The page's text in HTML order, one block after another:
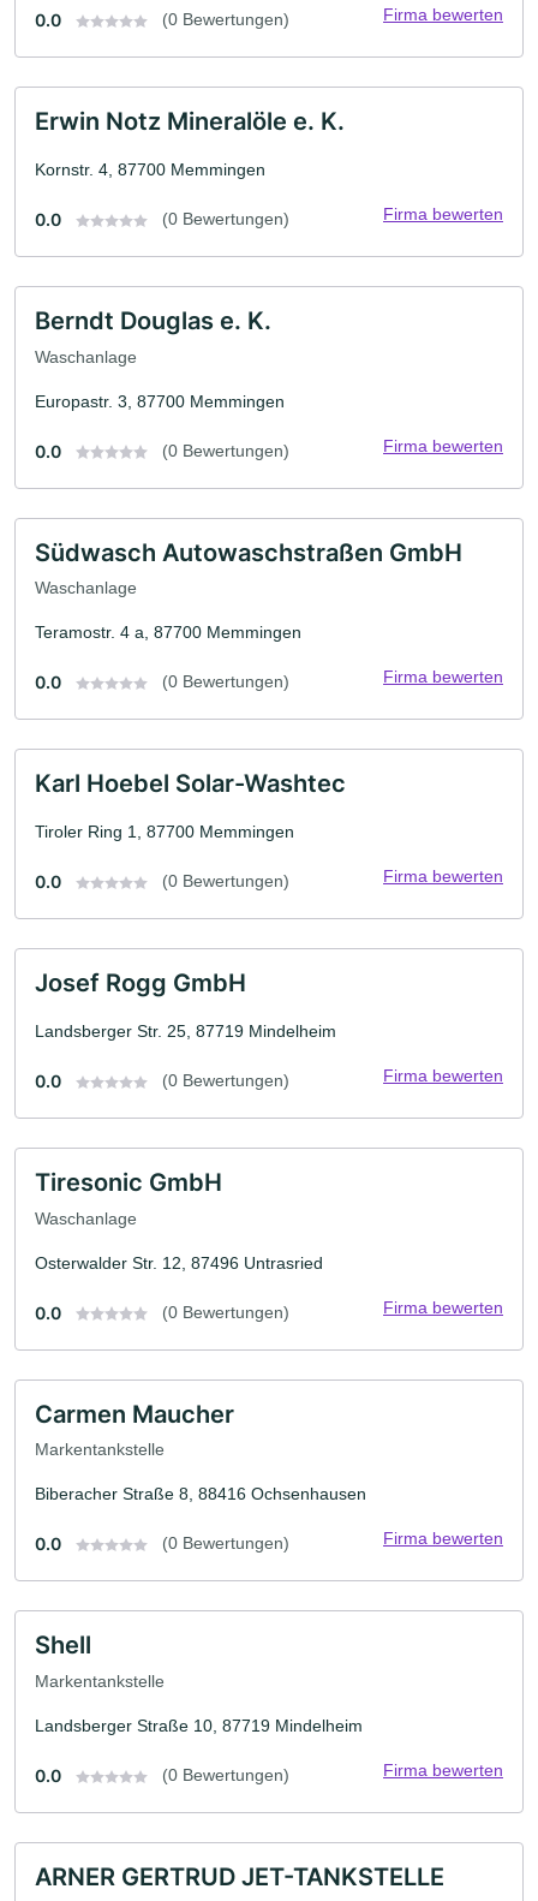
0.0 (0 Bewertungen) Firma bewerten
Erwin Notz Mineralöle e. K.
Kornstr. 4, 87700 Memmingen
0.0 (0 Bewertungen) Firma bewerten
Berndt Douglas e. K.
Waschanlage
Europastr. 3, 87700 Memmingen
0.0 (0 Bewertungen) Firma bewerten
Südwasch Autowaschstraßen GmbH
Waschanlage
Teramostr. 4 a, 87700 Memmingen
0.0 (0 Bewertungen) Firma bewerten
Karl Hoebel Solar-Washtec
Tiroler Ring 1, 87700 Memmingen
0.0 (0 Bewertungen) Firma bewerten
Josef Rogg GmbH
Landsberger Str. 25, 87719 Mindelheim
0.0 (0 Bewertungen) Firma bewerten
Tiresonic GmbH
Waschanlage
Osterwalder Str. 12, 87496 Untrasried
0.0 (0 Bewertungen) Firma bewerten
Carmen Maucher
Markentankstelle
Biberacher Straße 8, 88416 Ochsenhausen
0.0 (0 Bewertungen) Firma bewerten
Shell
Markentankstelle
Landsberger Straße 10, 87719 Mindelheim
0.0 (0 Bewertungen) Firma bewerten
ARNER GERTRUD JET-TANKSTELLE